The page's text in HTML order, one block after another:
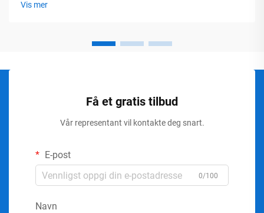
Vis mer
Få et gratis tilbud
Vår representant vil kontakte deg snart.
E-post
0/100
Navn